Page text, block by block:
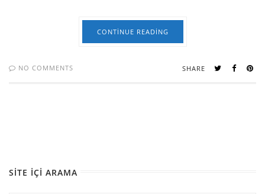
CONTINUE READING
NO COMMENTS SHARE
SITE İÇI ARAMA